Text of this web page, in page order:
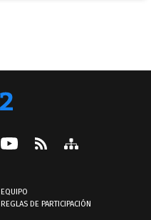
EQUIPO
REGLAS DE PARTICIPACIÓN